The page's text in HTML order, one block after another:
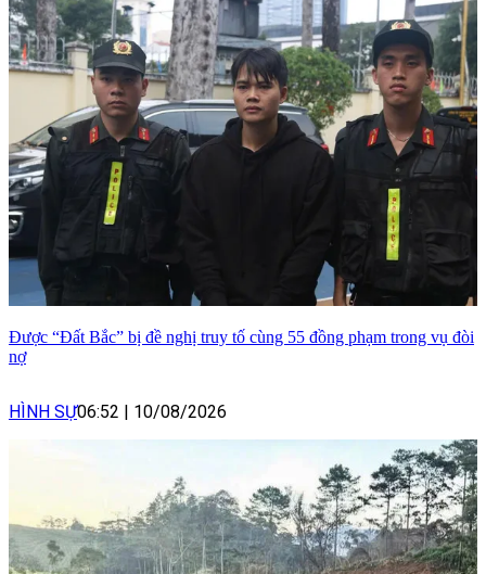
Được “Đất Bắc” bị đề nghị truy tố cùng 55 đồng phạm trong vụ đòi
nợ
HÌNH SỰ06:52 10/08/2026